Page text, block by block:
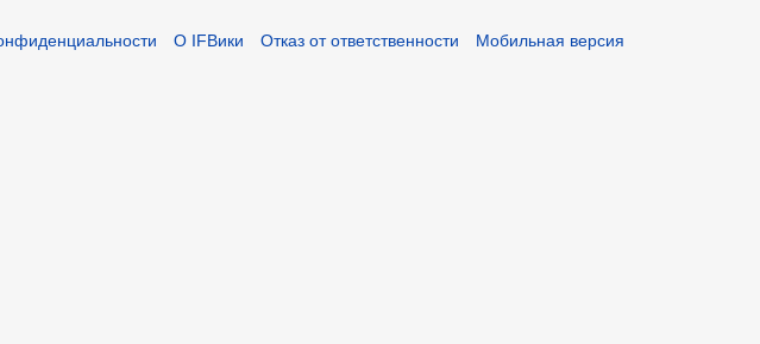
О IFВики Отказ от ответственности Мобильная версия